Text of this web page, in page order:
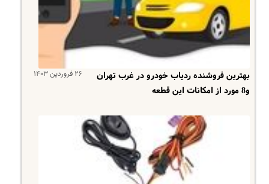
۲۶ فروردین ۱۴۰۳
بهترین فروشنده ردیاب خودرو در غرب تهران
و8 مورد از امکانات این قطعه